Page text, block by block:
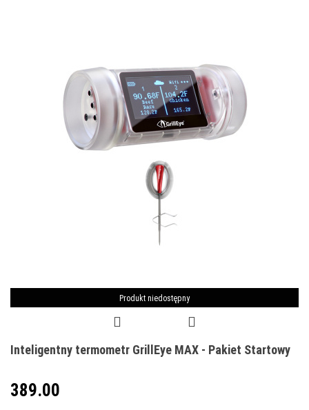
Produkt niedostępny
Inteligentny termometr GrillEye MAX - Pakiet Startowy
389.00